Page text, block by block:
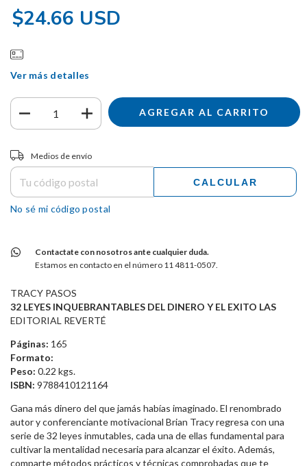
$24.66 USD
Ver más detalles
Entregas para el CP:
Medios de envío
CALCULAR
No sé mi código postal
Contactate con nosotros ante cualquier duda.
Estamos en contacto en el número 11 4811-0507.
TRACY PASOS
32 LEYES INQUEBRANTABLES DEL DINERO Y EL EXITO LAS
EDITORIAL REVERTÉ
Páginas: 165
Formato:
Peso: 0.22 kgs.
ISBN: 9788410121164
Gana más dinero del que jamás habías imaginado. El renombrado
autor y conferenciante motivacional Brian Tracy regresa con una
serie de 32 leyes inmutables, cada una de ellas fundamental para
cultivar la mentalidad necesaria para alcanzar el éxito. Además,
comparte métodos prácticos y técnicas comprobadas que te